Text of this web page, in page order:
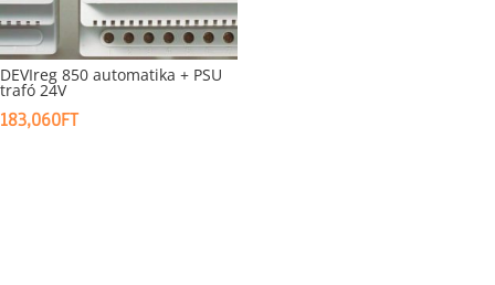
DEVIreg 850 automatika + PSU
trafó 24V
183,060FT